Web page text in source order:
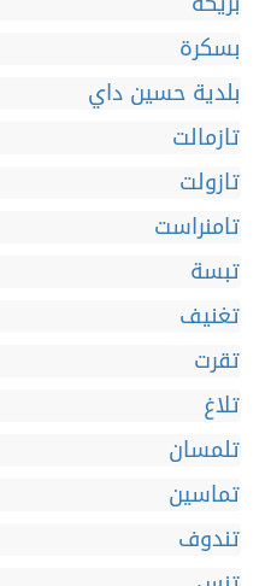
بسكرة
بلدية حسين داي
تازمالت
تازولت
تامنراست
تبسة
تغنيف
تقرت
تلاغ
تلمسان
تماسين
تندوف